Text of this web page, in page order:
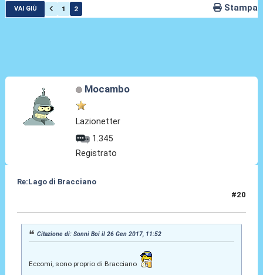
VAI GIÙ 1 2 Stampa
Mocambo
Lazionetter
1.345
Registrato
Re:Lago di Bracciano
#20
Citazione di: Sonni Boi il 26 Gen 2017, 11:52
Eccomi, sono proprio di Bracciano